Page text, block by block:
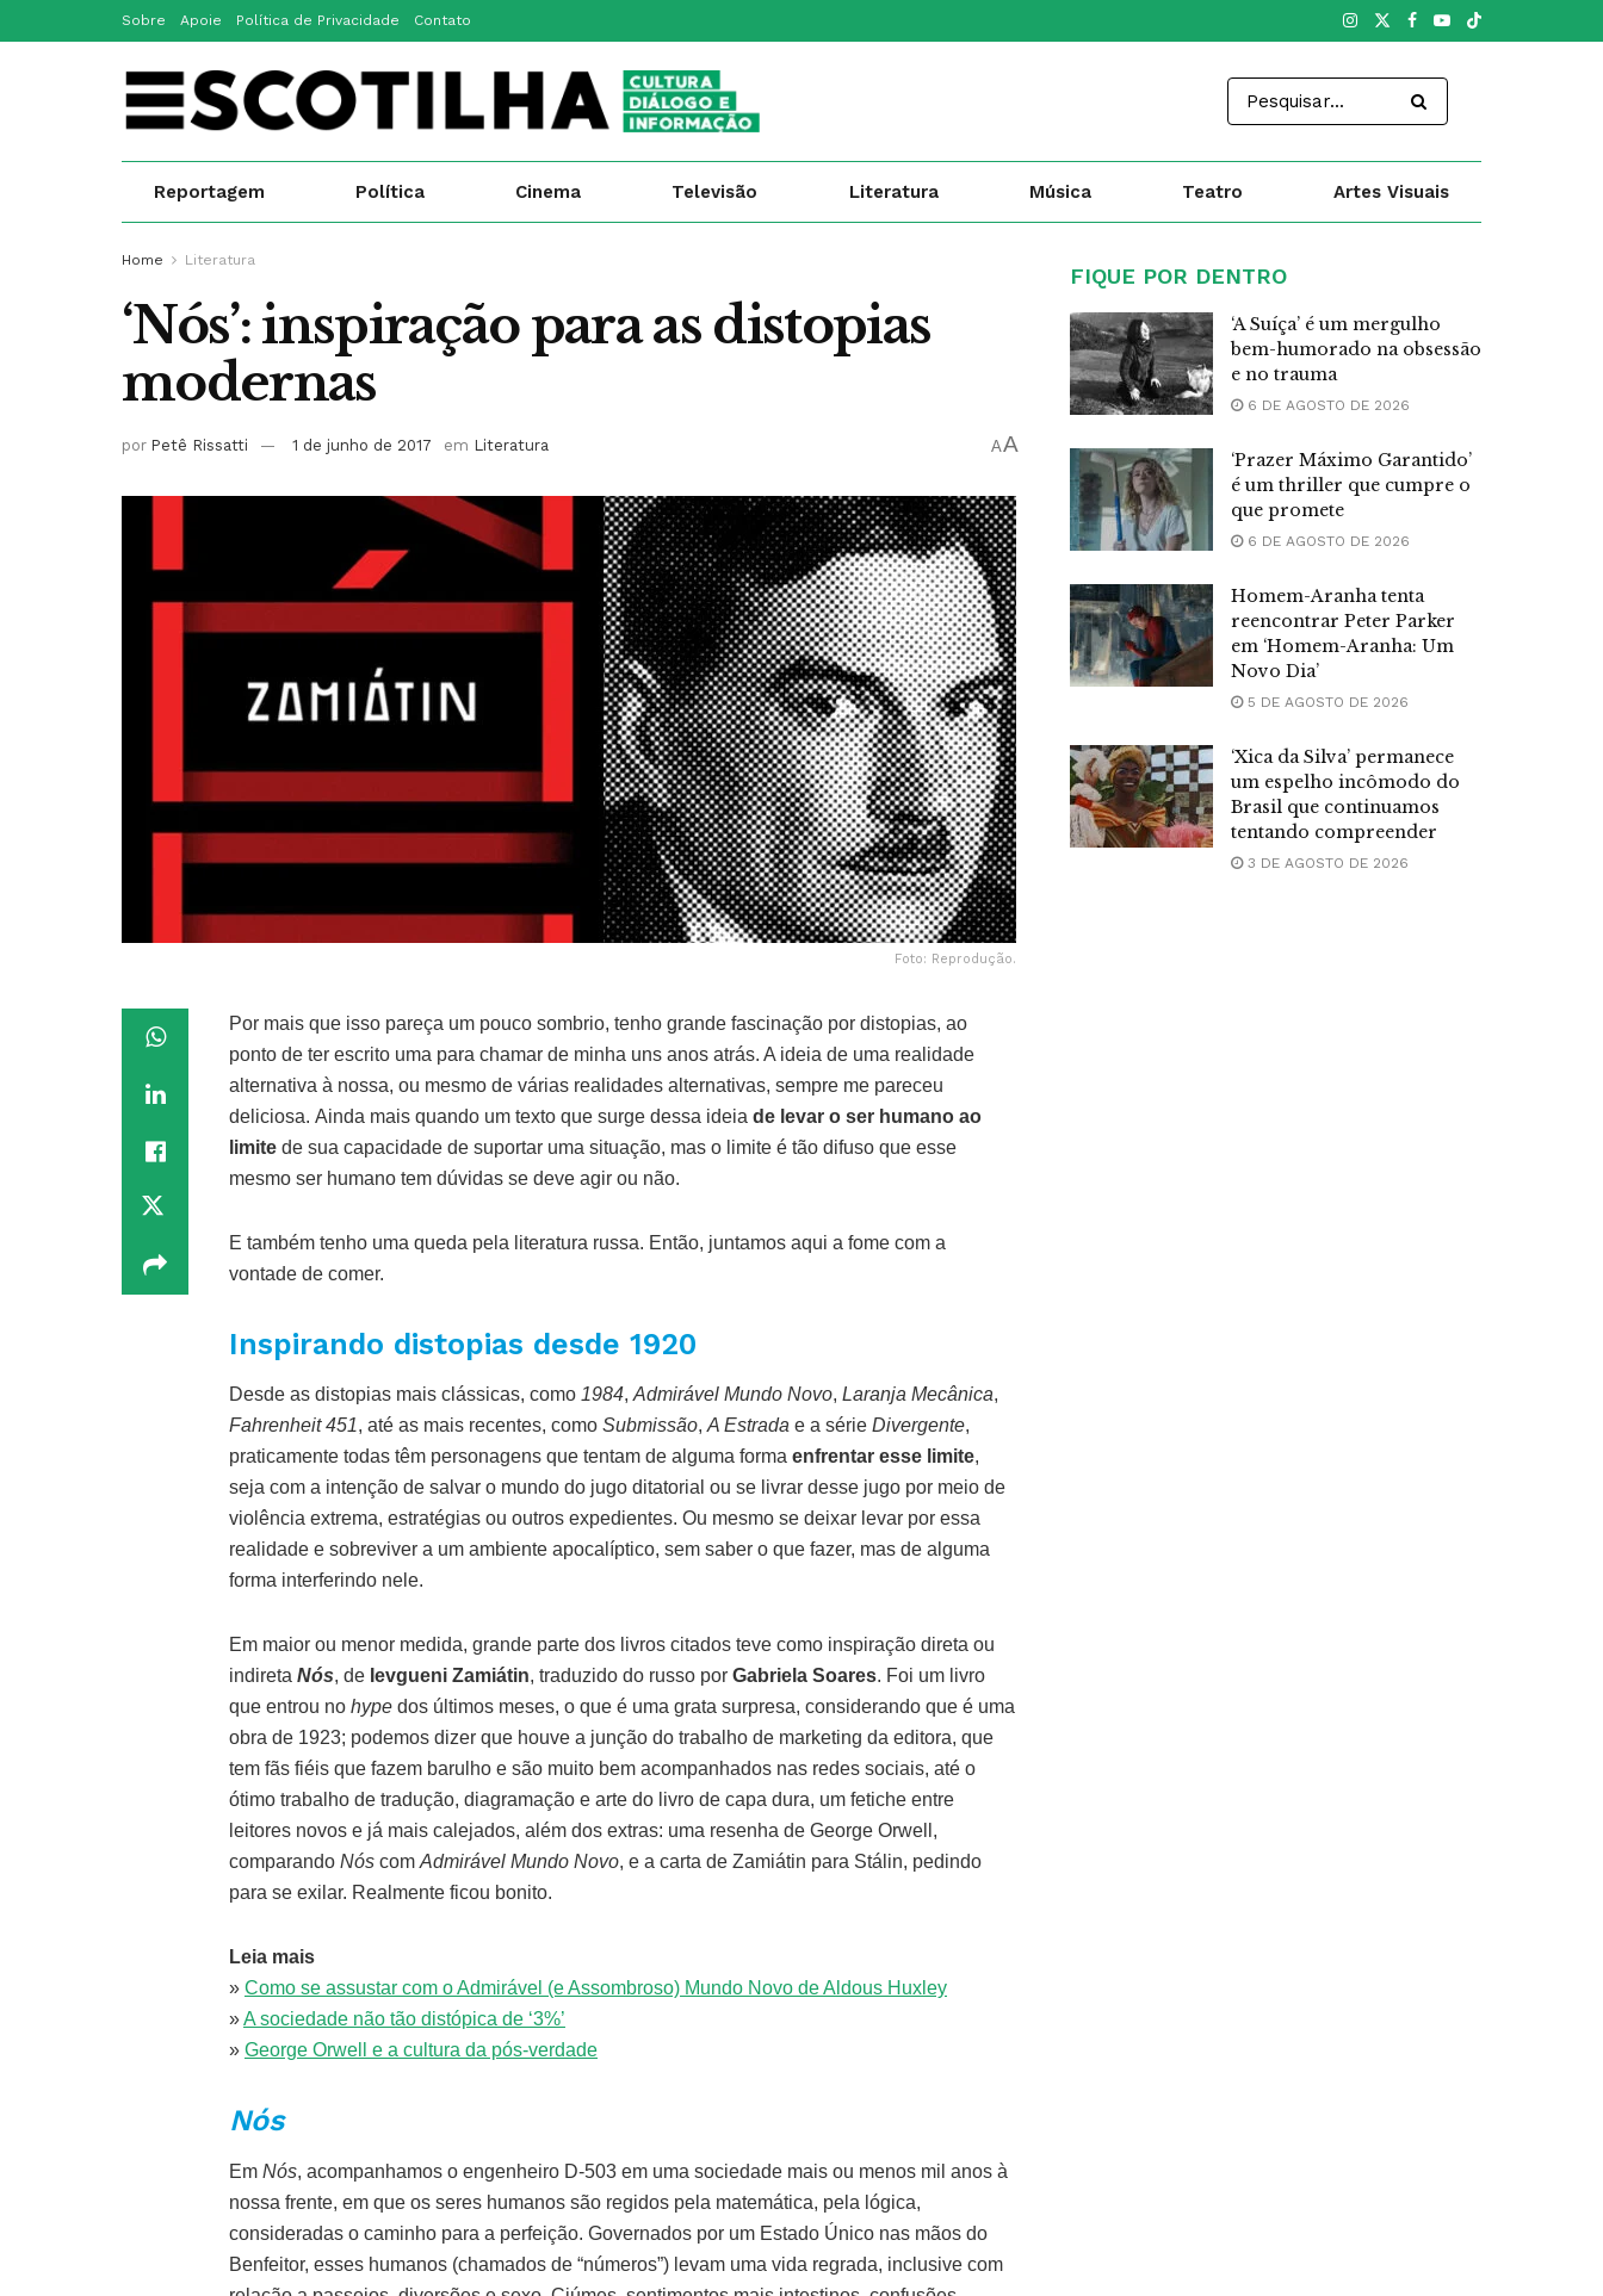
Sobre Apoie Política de Privacidade Contato
Reportagem Política Cinema Televisão Literatura Música Teatro Artes Visuais
Home Literatura
‘Nós’: inspiração para as distopias
modernas
por Petê Rissatti 1 de junho de 2017 em Literatura AA
Foto: Reprodução.
Por mais que isso pareça um pouco sombrio, tenho grande fascinação por distopias, ao
ponto de ter escrito uma para chamar de minha uns anos atrás. A ideia de uma realidade
alternativa à nossa, ou mesmo de várias realidades alternativas, sempre me pareceu
deliciosa. Ainda mais quando um texto que surge dessa ideia de levar o ser humano ao
limite de sua capacidade de suportar uma situação, mas o limite é tão difuso que esse
mesmo ser humano tem dúvidas se deve agir ou não.
E também tenho uma queda pela literatura russa. Então, juntamos aqui a fome com a
vontade de comer.
Inspirando distopias desde 1920
Desde as distopias mais clássicas, como 1984, Admirável Mundo Novo, Laranja Mecânica,
Fahrenheit 451, até as mais recentes, como Submissão, A Estrada e a série Divergente,
praticamente todas têm personagens que tentam de alguma forma enfrentar esse limite,
seja com a intenção de salvar o mundo do jugo ditatorial ou se livrar desse jugo por meio de
violência extrema, estratégias ou outros expedientes. Ou mesmo se deixar levar por essa
realidade e sobreviver a um ambiente apocalíptico, sem saber o que fazer, mas de alguma
forma interferindo nele.
Em maior ou menor medida, grande parte dos livros citados teve como inspiração direta ou
indireta Nós, de Ievgueni Zamiátin, traduzido do russo por Gabriela Soares. Foi um livro
que entrou no hype dos últimos meses, o que é uma grata surpresa, considerando que é uma
obra de 1923; podemos dizer que houve a junção do trabalho de marketing da editora, que
tem fãs fiéis que fazem barulho e são muito bem acompanhados nas redes sociais, até o
ótimo trabalho de tradução, diagramação e arte do livro de capa dura, um fetiche entre
leitores novos e já mais calejados, além dos extras: uma resenha de George Orwell,
comparando Nós com Admirável Mundo Novo, e a carta de Zamiátin para Stálin, pedindo
para se exilar. Realmente ficou bonito.
Leia mais
» Como se assustar com o Admirável (e Assombroso) Mundo Novo de Aldous Huxley
»A sociedade não tão distópica de ‘3%’
» George Orwell e a cultura da pós-verdade
Nós
Em Nós, acompanhamos o engenheiro D-503 em uma sociedade mais ou menos mil anos à
nossa frente, em que os seres humanos são regidos pela matemática, pela lógica,
consideradas o caminho para a perfeição. Governados por um Estado Único nas mãos do
Benfeitor, esses humanos (chamados de “números”) levam uma vida regrada, inclusive com
FIQUE POR DENTRO
‘A Suíça’ é um mergulho
bem-humorado na obsessão
e no trauma
6 DE AGOSTO DE 2026
‘Prazer Máximo Garantido’
é um thriller que cumpre o
que promete
6 DE AGOSTO DE 2026
Homem-Aranha tenta
reencontrar Peter Parker
em ‘Homem-Aranha: Um
Novo Dia’
5 DE AGOSTO DE 2026
‘Xica da Silva’ permanece
um espelho incômodo do
Brasil que continuamos
tentando compreender
3 DE AGOSTO DE 2026